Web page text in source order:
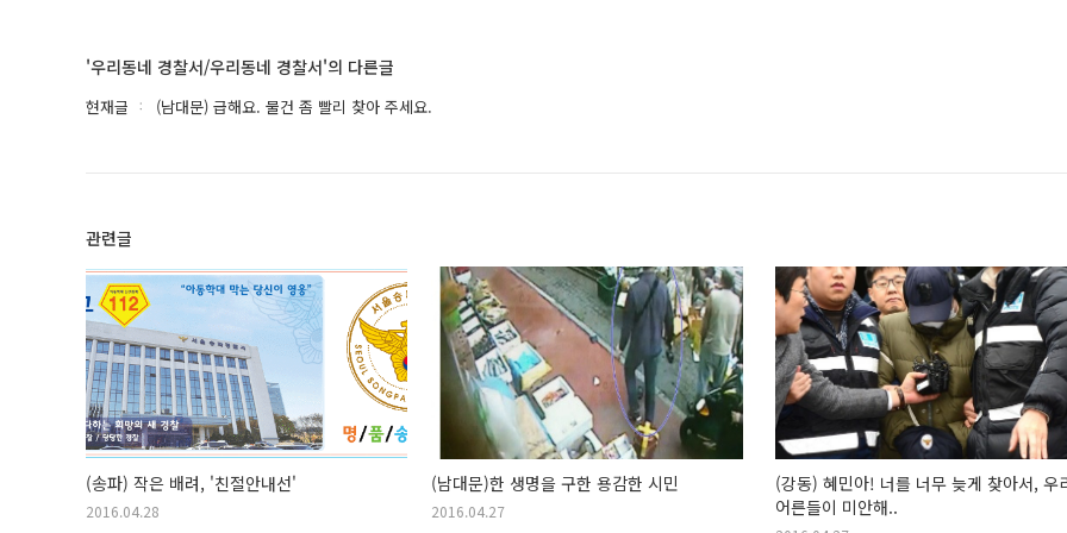
'우리동네 경찰서/우리동네 경찰서'의 다른글
현재글 (남대문) 급해요. 물건 좀 빨리 찾아 주세요.
관련글
(송파) 작은 배려, '친절안내선'
2016.04.28
(남대문)한 생명을 구한 용감한 시민
2016.04.27
(강동) 혜민아! 너를 너무 늦게 찾아서, 우
어른들이 미안해..